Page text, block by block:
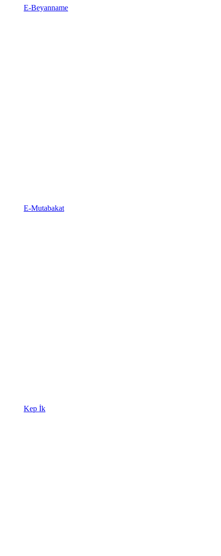
E-Beyanname
E-Mutabakat
Kep İk